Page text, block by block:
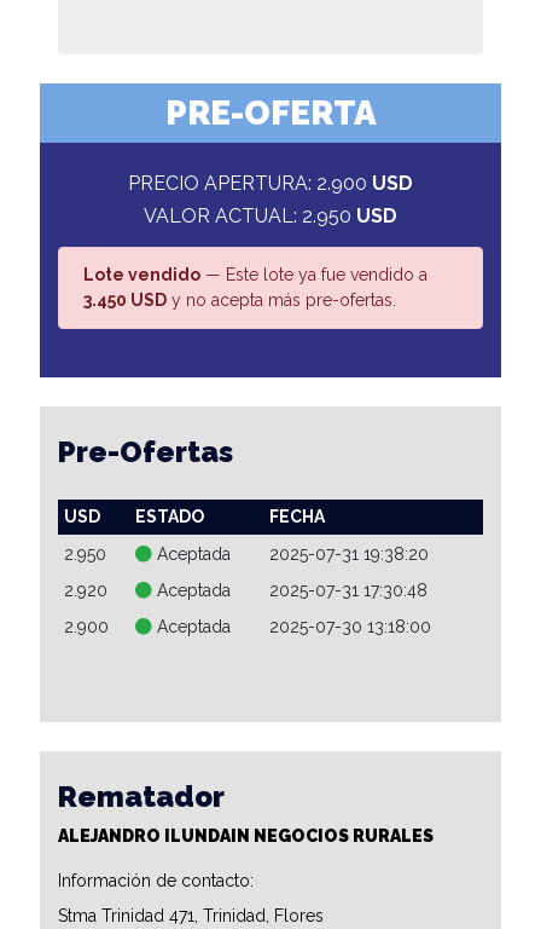
PRE-OFERTA
PRECIO APERTURA: 2.900 USD
VALOR ACTUAL: 2.950 USD
Lote vendido — Este lote ya fue vendido a
3.450 USD y no acepta más pre-ofertas.
Pre-Ofertas
USD ESTADO
FECHA
2.950
Aceptada
2025-07-31 19:38:20
2.920
Aceptada
2025-07-31 17:30:48
2.900
Aceptada 2025-07-30 13:18:00
Rematador
ALEJANDRO ILUNDAIN NEGOCIOS RURALES
Información de contacto:
Stma Trinidad 471, Trinidad, Flores